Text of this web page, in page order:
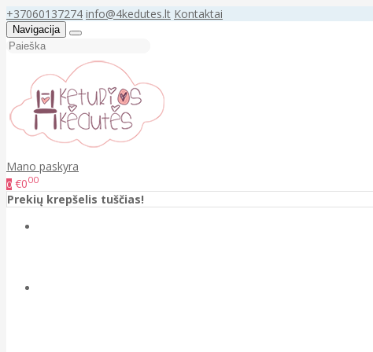
+37060137274 info@4kedutes.lt Kontaktai
Navigacija
Mano paskyra
0 €000
Prekių krepšelis tuščias!